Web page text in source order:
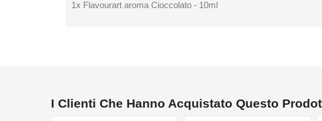
1x Flavourart aroma Cioccolato - 10ml
I Clienti Che Hanno Acquistato Questo